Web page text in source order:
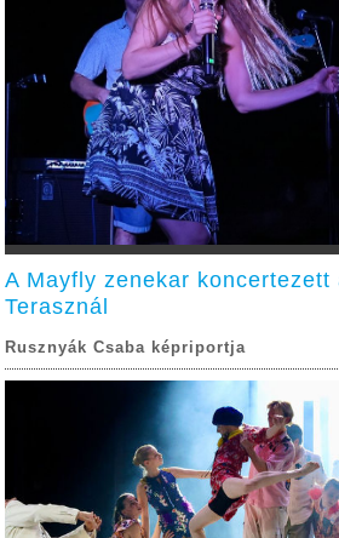
A Mayfly zenekar koncertezett
Terasznál
Rusznyák Csaba képriportja